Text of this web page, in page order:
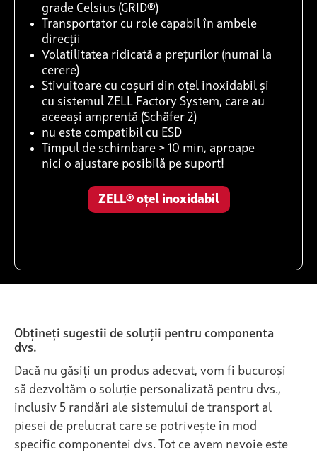
grade Celsius (GRID®)
Transportator cu role capabil în ambele
direcții
Volatilitatea ridicată a prețurilor (numai la
cerere)
Stivuitoare cu coșuri din oțel inoxidabil și
cu sistemul ZELL Factory System, care au
aceeași amprentă (Schäfer 2)
nu este compatibil cu ESD
Timpul de schimbare > 10 min, aproape
nici o ajustare posibilă pe suport!
ZELL® oțel inoxidabil
Obțineți sugestii de soluții pentru componenta
dvs.
Dacă nu găsiți un produs adecvat, vom fi bucuroși
să dezvoltăm o soluție personalizată pentru dvs.,
inclusiv 5 randări ale sistemului de transport al
piesei de prelucrat care se potrivește în mod
specific componentei dvs. Tot ce avem nevoie este